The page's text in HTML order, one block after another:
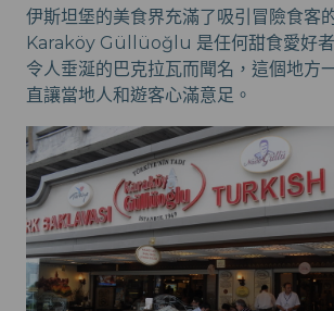
伊斯坦堡的美食界充滿了吸引冒險食客
Karaköy Güllüoğlu 是任何甜食愛好
令人垂涎的巴克拉瓦而聞名，這個地方
直讓當地人和遊客心滿意足。